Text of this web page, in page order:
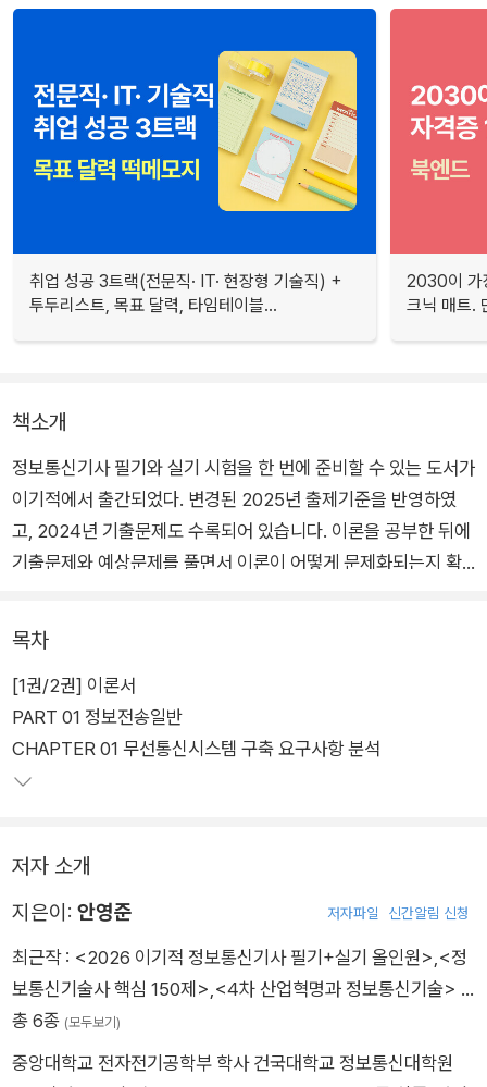
취업 성공 3트랙(전문직· IT· 현장형 기술직) +
투두리스트, 목표 달력, 타임테이블...
2030이 가
크닉 매트.
책소개
정보통신기사 필기와 실기 시험을 한 번에 준비할 수 있는 도서가
이기적에서 출간되었다. 변경된 2025년 출제기준을 반영하였
고, 2024년 기출문제도 수록되어 있습니다. 이론을 공부한 뒤에
기출문제와 예상문제를 풀면서 이론이 어떻게 문제화되는지 확
있다. 3권의 기출문제 편에서 필기 기출문제 10회와 실기 기출문
제 10회를 풀어보면서 시험을 준비해 보자.
목차
[1권/2권] 이론서
PART 01 정보전송일반
CHAPTER 01 무선통신시스템 구축 요구사항 분석
저자 소개
지은이: 안영준 저자파일 신간알림 신청
최근작 : <2026 이기적 정보통신기사 필기+실기 올인원>,<정
보통신기술사 핵심 150제>,<4차 산업혁명과 정보통신기술> …
총 6종 (모두보기)
중앙대학교 전자전기공학부 학사 건국대학교 정보통신대학원